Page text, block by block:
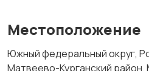
Местоположение
Южный федеральный округ,
Матвеево-Курганский